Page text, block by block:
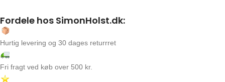
Fordele hos SimonHolst.dk:
Hurtig levering og 30 dages returrret
Fri fragt ved køb over 500 kr.